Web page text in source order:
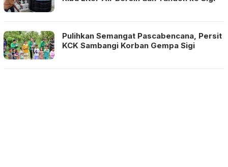
Pulihkan Semangat Pascabencana, Persit
KCK Sambangi Korban Gempa Sigi